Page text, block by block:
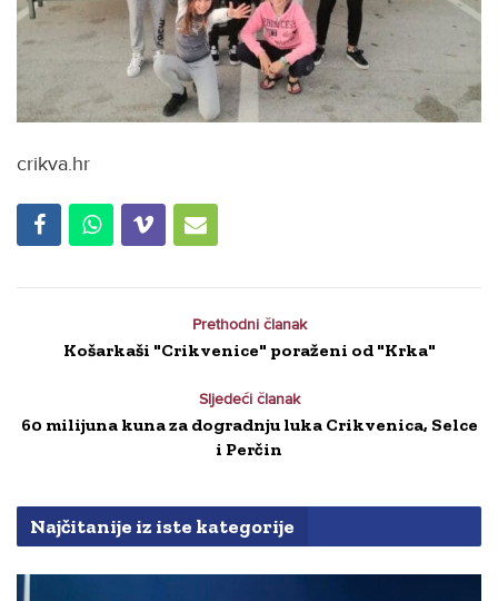
crikva.hr
Prethodni članak
Košarkaši "Crikvenice" poraženi od "Krka"
Sljedeći članak
60 milijuna kuna za dogradnju luka Crikvenica, Selce
i Perčin
Najčitanije iz iste kategorije